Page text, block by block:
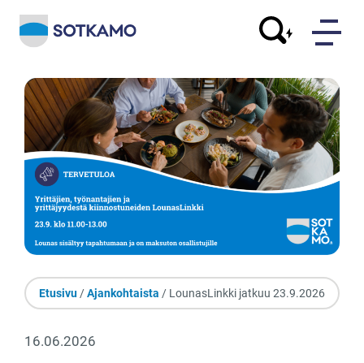
Etusivu/Ajankohtaista / LounasLinkki jatkuu 23.9.2026
16.06.2026